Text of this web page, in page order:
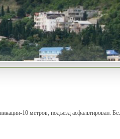
10 метров, подъезд асфальтирован.